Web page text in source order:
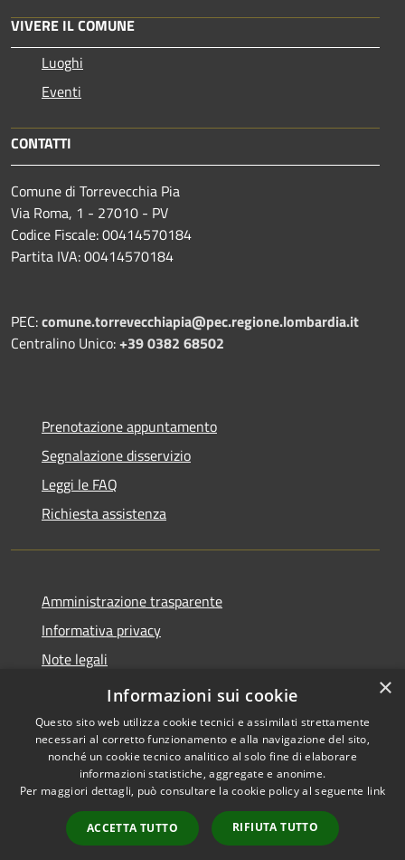
VIVERE IL COMUNE
Luoghi
Eventi
CONTATTI
Comune di Torrevecchia Pia
Via Roma, 1 - 27010 - PV
Codice Fiscale: 00414570184
Partita IVA: 00414570184
PEC:comune.torrevecchiapia@pec.regione.lombardia.it
Centralino Unico:+39 0382 68502
Prenotazione appuntamento
Segnalazione disservizio
Leggi le FAQ
Richiesta assistenza
Amministrazione trasparente
Informativa privacy
Note legali
Dichiarazione di accessibilità
Accessibilità
Copyright © 2026 • Comune di
Torrevecchia Pia • Powered by
Municipium•
Accesso
redazione
×
Informazioni sui cookie
Questo sito web utilizza cookie tecnici e assimilati strettamente
necessari al corretto funzionamento e alla navigazione del sito,
nonché un cookie tecnico analitico al solo fine di elaborare
informazioni statistiche, aggregate e anonime.
Per maggiori dettagli, può consultare la cookie policy al seguente link
ACCETTA TUTTO RIFIUTA TUTTO